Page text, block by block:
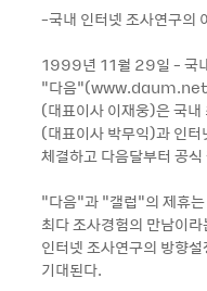
-국내 인터넷 조사연구의
1999년 11월 29일 - 국
“다음“(www.daum.net)
(대표이사 이재웅)은 국내
(대표이사 박무익)과 인
체결하고 다음달부터 공
“다음“과 “갤럽“의 제휴
최다 조사경험의 만남이
인터넷 조사연구의 방향
기대된다.